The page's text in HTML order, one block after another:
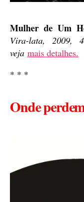
Mulher de Um
Vira-lata, 2009,
veja mais detalhes.
* * *
Onde